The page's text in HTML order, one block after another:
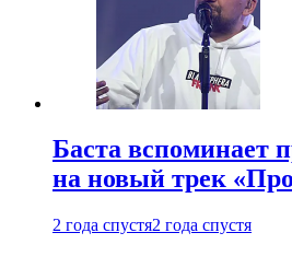
Баста вспоминает
на новый трек
2 года спустя2 года спустя